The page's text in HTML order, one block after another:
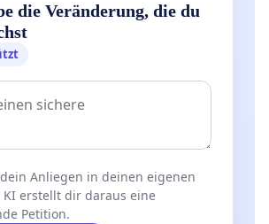
die Veränderung, die du
Anliegen in deinen eigenen
KI erstellt dir daraus eine
Petition.